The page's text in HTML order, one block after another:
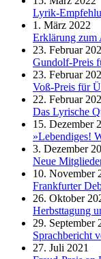
Lyrik-
1. März 2022
Erklärung
23. Februar
Gundolf-Preis
23. Februar
Voß-Preis für
22. Februar
Das Lyrische
15. Dezember
»Lebendiges!
3. Dezember
Neue
10. November
Frankfurter
26. Oktober
Herbsttagung
29. September
Sprachbericht
27. Juli 2021